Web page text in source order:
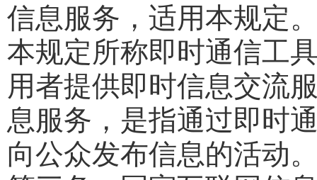
信息服务，适用本规定
本规定所称即时通信工
用者提供即时信息交流
息服务，是指通过即时
向公众发布信息的活动